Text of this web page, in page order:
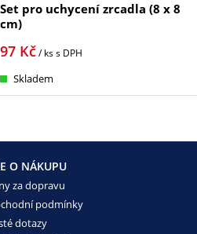
Set pro uchycení zrcadla (8 x 8
cm)
97Kč/ kss DPH
Skladem
O NÁKUPU
za dopravu
podmínky
dotazy